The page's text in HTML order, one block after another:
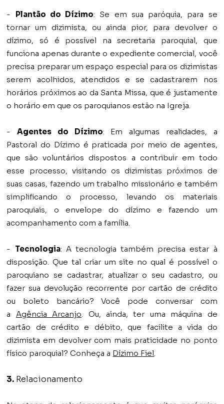
- Plantão do Dízimo: Se em sua paróquia, para se
tornar um dizimista, ou ainda pior, para devolver o
dízimo, só é possível na secretaria paroquial, que
funciona apenas durante o expediente comercial, você
precisa preparar um espaço especial para os dizimistas
serem acolhidos, atendidos e se cadastrarem nos
horários próximos ao da Santa Missa, que é justamente
o horário em que os paroquianos estão na Igreja.
- Agentes do Dízimo: Em algumas realidades, a
Pastoral do Dízimo é praticada por meio de agentes,
que são voluntários dispostos a contribuir em todo
esse processo, visitando os dizimistas próximos de
suas casas, fazendo um trabalho missionário e também
simplificando o processo, levando os materiais
paroquiais, o envelope do dízimo e fazendo um
acompanhamento com a família.
- Tecnologia: A tecnologia também precisa estar à
disposição. Que tal criar um site no qual é possível o
paroquiano se cadastrar, atualizar o seu cadastro, ou
fazer sua devolução recorrente por cartão de crédito
ou boleto bancário? Você pode conversar com
a Agência Arcanjo . Ou, ainda, ter uma máquina de
cartão de crédito e débito, que facilite a vida do
dizimista em devolver com mais praticidade no ponto
físico paroquial? Conheça a Dízimo Fiel
3. Relacionamento